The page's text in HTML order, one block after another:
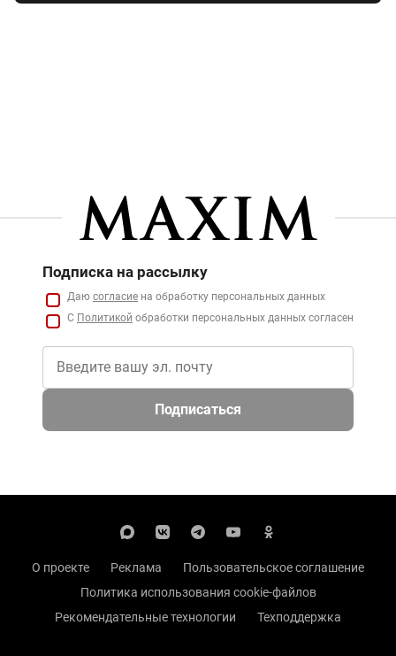
Подписка на рассылку
Даю согласие на обработку персональных данных
С Политикой обработки персональных данных согласен
Подписаться
О проекте Реклама
Пользовательское соглашение
Политика использования cookie-файлов
Рекомендательные технологии
Техподдержка